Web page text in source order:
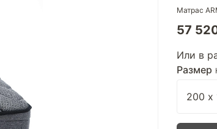
Матрас
57
Или в
Размер